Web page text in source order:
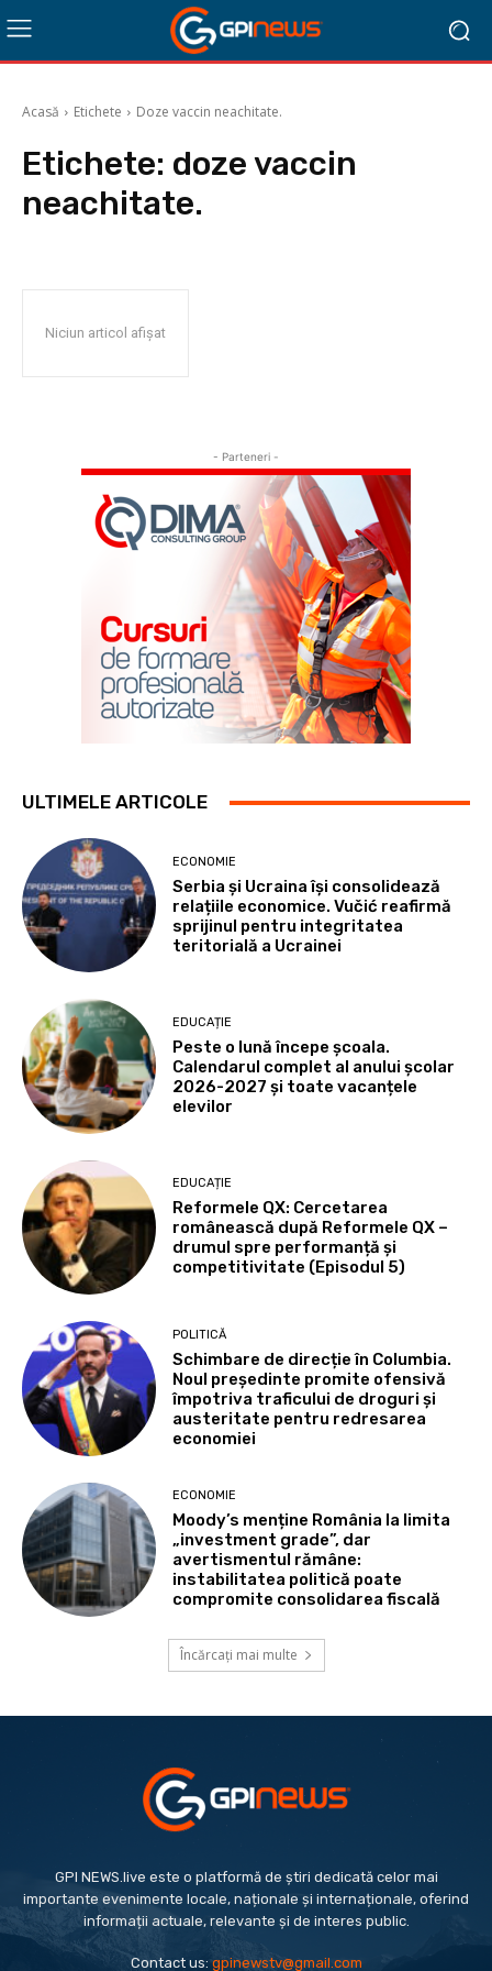
Acasă Etichete Doze vaccin neachitate.
Etichete: doze vaccin
neachitate.
Niciun articol afișat
- Parteneri -
ULTIMELE ARTICOLE
ECONOMIE
Serbia și Ucraina își consolidează
relațiile economice. Vučić reafirmă
sprijinul pentru integritatea
teritorială a Ucrainei
EDUCAȚIE
Peste o lună începe școala.
Calendarul complet al anului școlar
2026-2027 și toate vacanțele
elevilor
EDUCAȚIE
Reformele QX: Cercetarea
românească după Reformele QX –
drumul spre performanță și
competitivitate (Episodul 5)
POLITICĂ
Schimbare de direcție în Columbia.
Noul președinte promite ofensivă
împotriva traficului de droguri și
austeritate pentru redresarea
economiei
ECONOMIE
Moody’s menține România la limita
„investment grade”, dar
avertismentul rămâne:
instabilitatea politică poate
compromite consolidarea fiscală
Încărcați mai multe
GPI NEWS.live este o platformă de știri dedicată celor mai
importante evenimente locale, naționale și internaționale, oferind
informații actuale, relevante și de interes public.
Contact us:gpinewstv@gmail.com